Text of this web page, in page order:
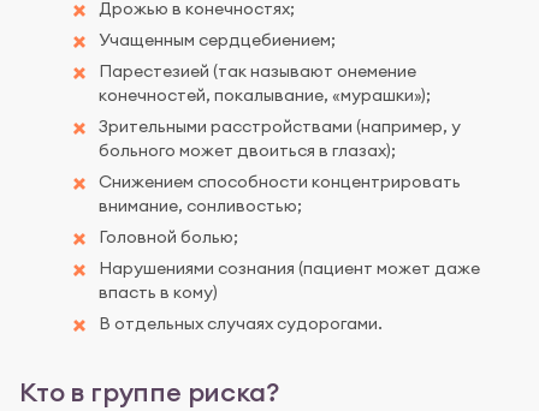
Дрожью в конечностях;
Учащенным сердцебиением;
Парестезией (так называют онемение
конечностей, покалывание, «мурашки»);
Зрительными расстройствами (например, у
больного может двоиться в глазах);
Снижением способности концентрировать
внимание, сонливостью;
Головной болью;
Нарушениями сознания (пациент может даже
впасть в кому)
В отдельных случаях судорогами.
Кто в группе риска?